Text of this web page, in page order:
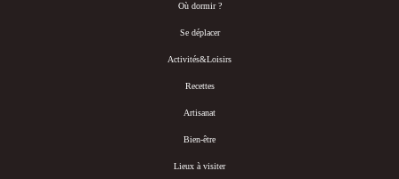
Où dormir ?
Se déplacer
Activités&Loisirs
Recettes
Artisanat
Bien-être
Lieux à visiter